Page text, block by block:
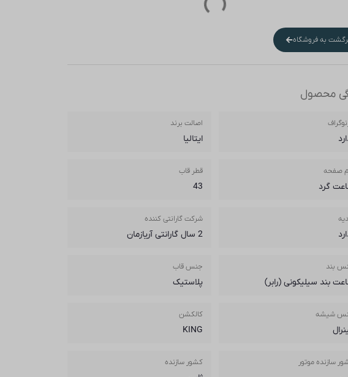
به فروشگاه
محصول
اصالت برند
ایتالیا
صفحه
گرد
قطر قاب
43
شرکت گارانتی کننده
2 سال گارانتی آریازمان
بند
بند سیلیکونی (رابر)
جنس قاب
پلاستیک
شیشه کالکشن
KING
سازنده موتور کشور سازنده